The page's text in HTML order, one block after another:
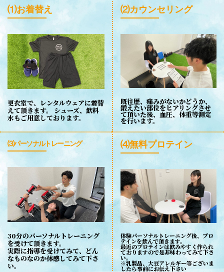
⑴お着替え
更衣室で、レンタルウェアに着替
えて頂きます。 シューズ、飲料
水もご用意しております。
⑵カウンセリング
既往歴、痛みがないかどうか、
鍛えたい部位をヒアリングさせ
て頂いた後、血圧、体重等測定
を行います。
⑶パーソナルトレーニング
30分のパーソナルトレーニング
を受けて頂きます。
実際に指導を受けてみて、どん
なものなのか体感してみて下さ
い。
⑷無料プロテイン
体験パーソナルトレーニング後、プロ
テインを飲んで頂きます。
最近のプロテインは飲みやすく作られ
ておりますので是非味わってみて下さ
い。
※乳製品、大豆アレルギー等ございま
したら事前にお伝え下さい